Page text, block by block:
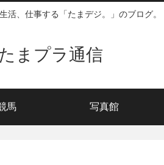
活、仕事する「たまデジ。」のブログ。
まプラ通信
馬 写真館